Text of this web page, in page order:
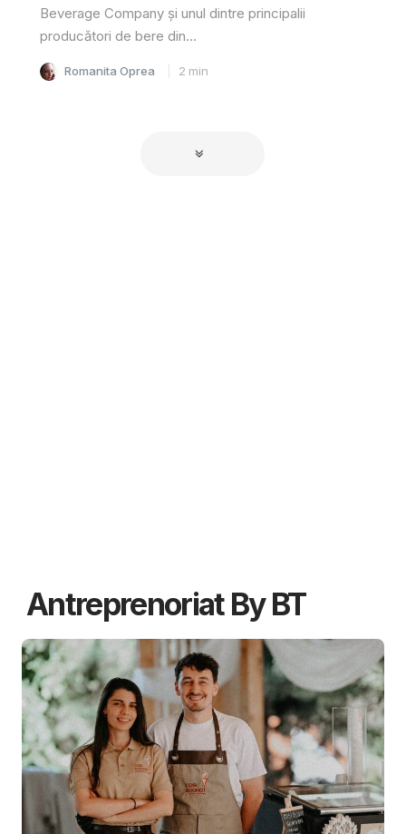
Beverage Company și unul dintre principalii
producători de bere din...
Romanita Oprea 2 min
Antreprenoriat By BT